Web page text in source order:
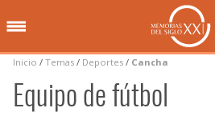
Inicio / Temas / Deportes / Cancha
Equipo de fútbol